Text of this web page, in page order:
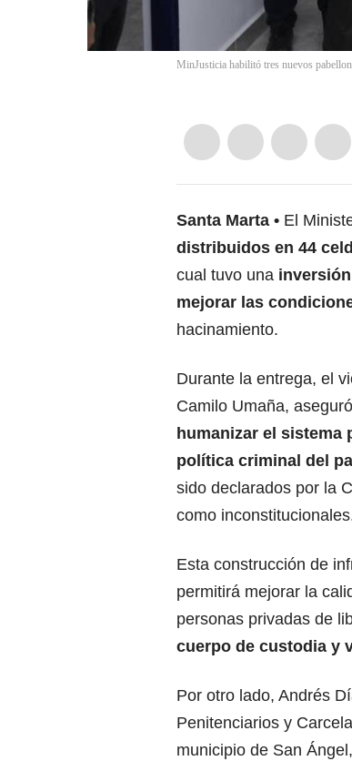
MinJusticia habilitó tres nuevos
Santa Marta El
distribuidos en 44
cual tuvo una
mejorar las
hacinamiento.
Durante la entrega, el
Camilo Umaña,
humanizar el sistema
política criminal del
sido declarados por la
como
Esta construcción de
permitirá mejorar la
personas privadas de
cuerpo de custodia y
Por otro lado, Andrés
Penitenciarios y
municipio de San